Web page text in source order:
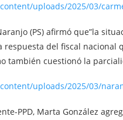
uploads/2025/03/
(PS) afirmó que”la
respuesta del fiscal
también cuestionó la
uploads/2025/03/
PPD, Marta González